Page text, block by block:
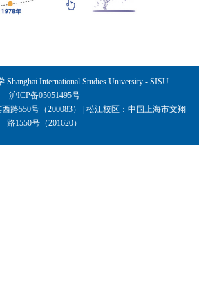
International Studies University - SISU
沪ICP备05051495号
路550号（200083） | 松江校区：中国上海市文翔
路1550号（201620）